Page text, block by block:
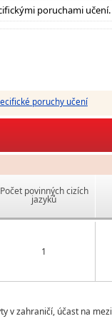
poruchami učení.
poruchy učení
Počet povinných cizích
jazyků
1
v zahraničí, účast na